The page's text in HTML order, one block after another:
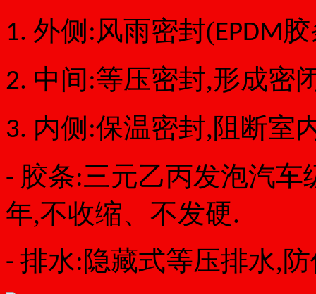
1. 外侧:风雨密封(EPDM
2. 中间:等压密封,形成密
3. 内侧:保温密封,阻断室
- 胶条:三元乙丙发泡汽车
年,不收缩、不发硬.
- 排水:隐藏式等压排水,